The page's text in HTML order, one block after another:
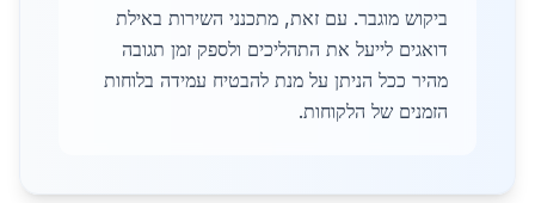
ביקוש מוגבר. עם זאת, מתכנני השירות באילת
דואגים לייעל את התהליכים ולספק זמן תגובה
מהיר ככל הניתן על מנת להבטיח עמידה בלוחות
הזמנים של הלקוחות.